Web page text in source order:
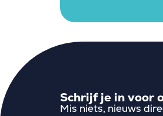
Schrijf je in voor
Mis niets, nieuws